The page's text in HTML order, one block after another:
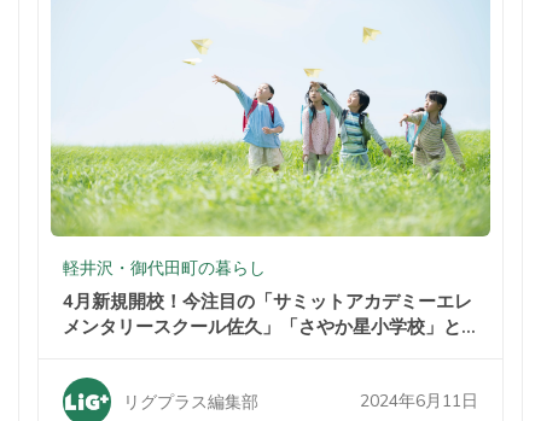
軽井沢・御代田町の暮らし
4月新規開校！今注目の「サミットアカデミーエレ
メンタリースクール佐久」「さやか星小学校」と
リグプラス編集部 2024年6月11日